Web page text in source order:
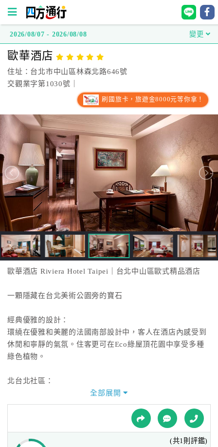
方
通
行
台
訂
房
接
跟
飯
店
訂
HOT
特
色
民
宿
球
2026/08/07 - 2026/08/08 變更
歐華酒店
住址：台北市中山區林森北路646號
交觀業字第1030號｜
刷國旅卡，旅遊金8000元等你拿！
歐華酒店 Riviera Hotel Taipei｜台北中山區歐式精品酒店
一顆隱藏在台北美術公園旁的寶石
經典優雅的設計：
環繞在優雅和美麗的法國南部設計中，客人在酒店內感受到
休閒和寧靜的氣氛。住客更可在Eco綠屋頂花園中享受多種
綠色植物。
北台北社區：
台北中山區有著繁忙的藝術，商業和餐飲活動，客人從酒店
門口便可以方便地到達美術公園，台北美術博物館，爭豔館
區，以及中山區的各種餐飲和商業活動。
免費服務：
全部展開
(共1則評鑑)